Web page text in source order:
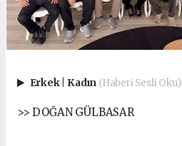
Erkek Kadın (Haberi Sesli Oku)
>> DOĞAN GÜLBASAR